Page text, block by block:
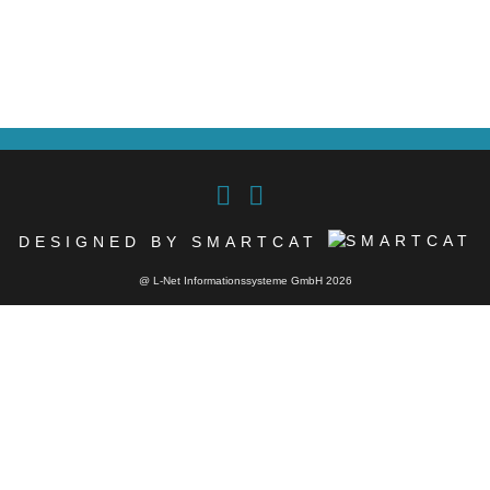
DESIGNED BY SMARTCAT
@ L-Net Informationssysteme GmbH 2026